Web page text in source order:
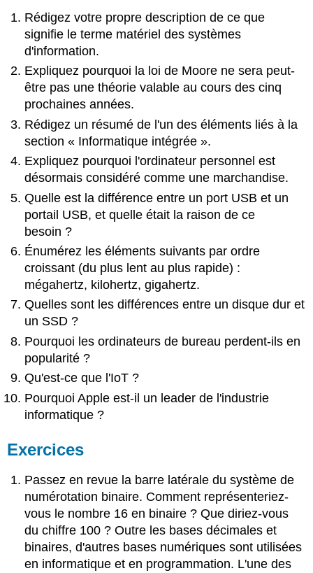
Rédigez votre propre description de ce que
signifie le terme matériel des systèmes
d'information.
Expliquez pourquoi la loi de Moore ne sera peut-
être pas une théorie valable au cours des cinq
prochaines années.
Rédigez un résumé de l'un des éléments liés à la
section « Informatique intégrée ».
Expliquez pourquoi l'ordinateur personnel est
désormais considéré comme une marchandise.
Quelle est la différence entre un port USB et un
portail USB, et quelle était la raison de ce
besoin ?
Énumérez les éléments suivants par ordre
croissant (du plus lent au plus rapide) :
mégahertz, kilohertz, gigahertz.
Quelles sont les différences entre un disque dur et
un SSD ?
Pourquoi les ordinateurs de bureau perdent-ils en
popularité ?
Qu'est-ce que l'IoT ?
Pourquoi Apple est-il un leader de l'industrie
informatique ?
Exercices
Passez en revue la barre latérale du système de
numérotation binaire. Comment représenteriez-
vous le nombre 16 en binaire ? Que diriez-vous
du chiffre 100 ? Outre les bases décimales et
binaires, d'autres bases numériques sont utilisées
en informatique et en programmation. L'une des